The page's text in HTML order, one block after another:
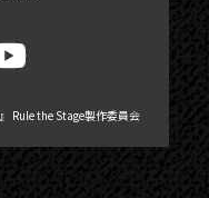
Rule the Stage製作委員会